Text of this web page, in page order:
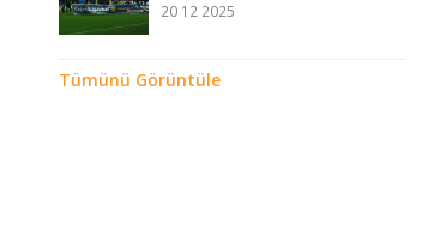
20 12 2025
Tümünü Görüntüle